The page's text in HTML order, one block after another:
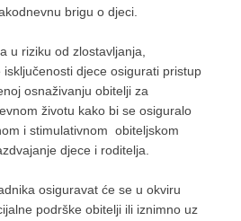
brigu o djeci.
u riziku od zlostavljanja,
djece osigurati pristup
osnaživanju obitelji za
životu kako bi se osiguralo
i stimulativnom obiteljskom
djece i roditelja.
osiguravat će se u okviru
podrške obitelji ili iznimno uz